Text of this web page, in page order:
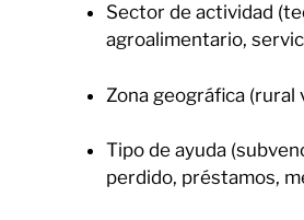
Sector de actividad
agroalimentario,
Zona geográfica (rural
Tipo de ayuda
perdido, préstamos,